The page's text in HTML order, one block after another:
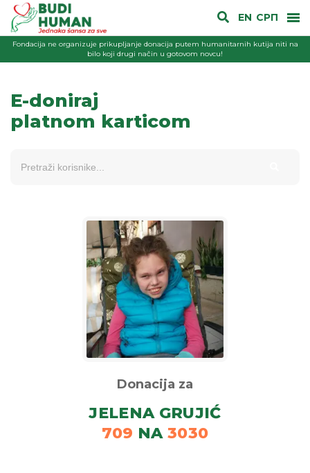
EN СРП
Fondacija ne organizuje prikupljanje donacija putem humanitarnih kutija niti na
bilo koji drugi način u gotovom novcu!
E-doniraj
platnom karticom
Donacija za
JELENA GRUJIĆ
709 NA 3030